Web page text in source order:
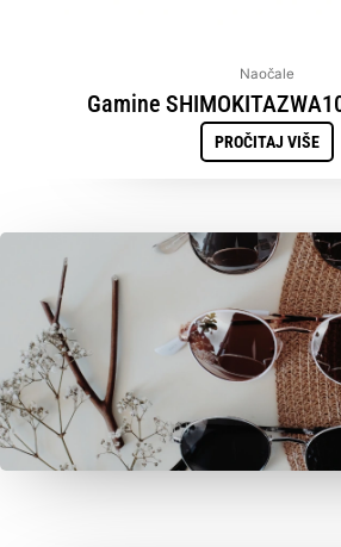
Naočale
Gamine
PROČITAJ VIŠE